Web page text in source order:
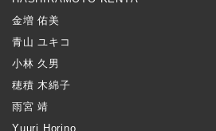
金増 佑美
青山 ユキコ
小林 久男
穂積 木綿子
雨宮 靖
Yuuri Horino